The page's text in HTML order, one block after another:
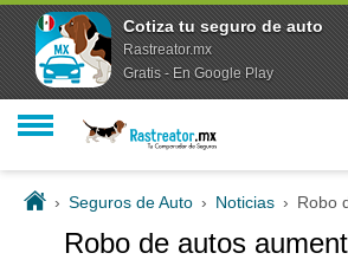
› Seguros de Auto › Noticias › Robo
Robo de autos
Cotiza tu seguro de auto
Rastreator.mx
Gratis - En Google Play